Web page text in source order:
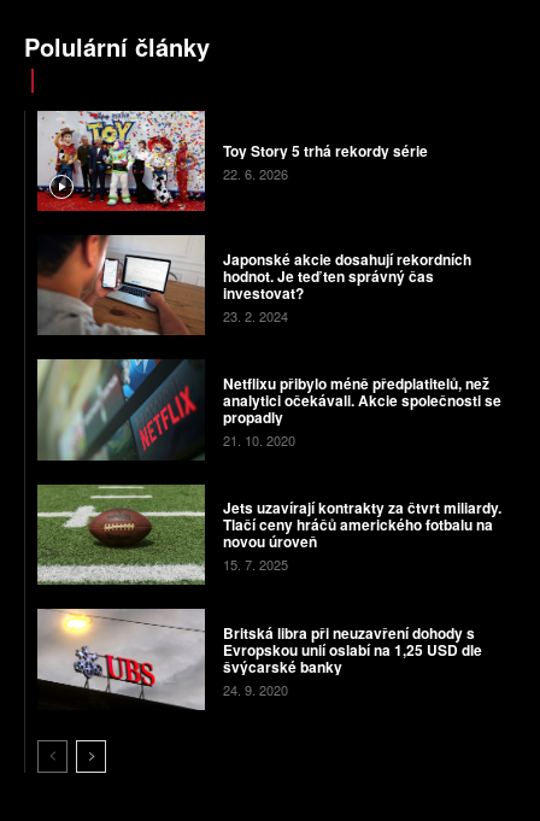
Polulární články
Toy Story 5 trhá rekordy série
22. 6. 2026
Japonské akcie dosahují rekordních
hodnot. Je teď ten správný čas
investovat?
23. 2. 2024
Netflixu přibylo méně předplatitelů, než
analytici očekávali. Akcie společnosti se
propadly
21. 10. 2020
Jets uzavírají kontrakty za čtvrt miliardy.
Tlačí ceny hráčů amerického fotbalu na
novou úroveň
15. 7. 2025
Britská libra při neuzavření dohody s
Evropskou unií oslabí na 1,25 USD dle
švýcarské banky
24. 9. 2020